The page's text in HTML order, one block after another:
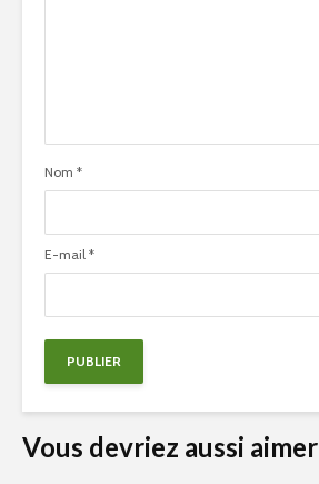
Nom *
E-mail *
Vous devriez aussi aimer